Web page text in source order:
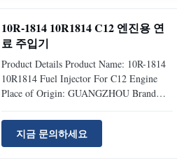
10R-1814 10R1814 C12 엔진용 연
료 주입기
Product Details Product Name: 10R-1814
10R1814 Fuel Injector For C12 Engine
Place of Origin: GUANGZHOU Brand
Number: 10R-1814 Type: Excavator
Accessories MOQ 1 Piece Condition:
Original Availability: Rick Stock Supply
지금 문의하세요